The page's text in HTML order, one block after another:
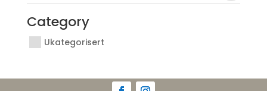
Category
Ukategorisert